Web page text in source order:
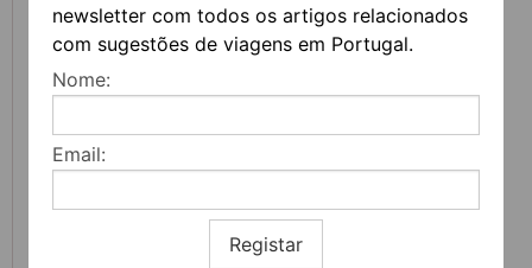
newsletter com todos os artigos relacionados
com sugestões de viagens em Portugal.
Nome:
Email:
Registar
UVVA REGRESSA A AMARANTE PARA
CELEBRAR O VINHO, A GASTRONOMIA E A
CULTURA